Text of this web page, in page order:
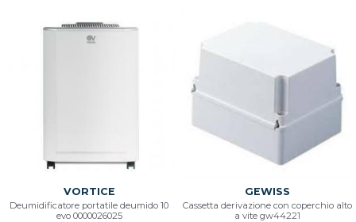
VORTICE
Deumidificatore portatile deumido 10
evo 0000026025
GEWISS
Cassetta derivazione con coperchio alto
a vite gw44221